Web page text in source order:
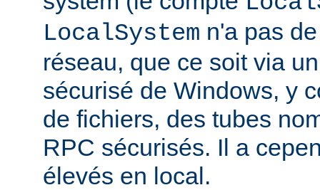
LocalSystem n'a pas
réseau, que ce soit via
sécurisé de Windows, y
de fichiers, des tubes
RPC sécurisés. Il a
élevés en local.